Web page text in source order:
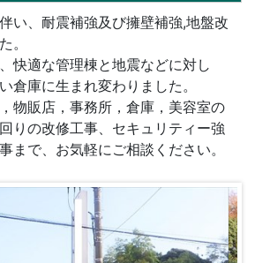
い、耐震補強及び擁壁補強,地盤改
。
快適な管理棟と地震などに対し
倉庫に生まれ変わりました。
物販店，事務所，倉庫，美容室の
りの改修工事、セキュリティー強
まで、お気軽にご相談ください。